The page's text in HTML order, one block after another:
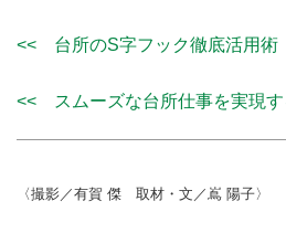
<< 台所のS字フック徹底活用術
<< スムーズな台所仕事を実現す
〈撮影／有賀 傑 取材・文／嶌 陽子〉